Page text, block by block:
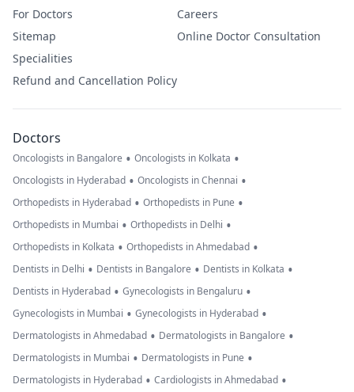
For Doctors
Sitemap
Specialities
Refund and Cancellation Policy
Careers
Online Doctor Consultation
Doctors
Oncologists in Bangalore • Oncologists in Kolkata •
Oncologists in Hyderabad • Oncologists in Chennai •
Orthopedists in Hyderabad • Orthopedists in Pune •
Orthopedists in Mumbai • Orthopedists in Delhi •
Orthopedists in Kolkata • Orthopedists in Ahmedabad •
Dentists in Delhi • Dentists in Bangalore • Dentists in Kolkata •
Dentists in Hyderabad • Gynecologists in Bengaluru •
Gynecologists in Mumbai • Gynecologists in Hyderabad •
Dermatologists in Ahmedabad • Dermatologists in Bangalore •
Dermatologists in Mumbai • Dermatologists in Pune •
Dermatologists in Hyderabad • Cardiologists in Ahmedabad •